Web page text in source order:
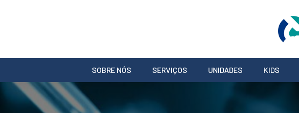
SOBRE NÓS SERVIÇOS UNIDADES KIDS